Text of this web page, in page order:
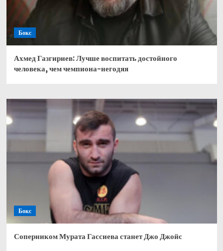
Бокс
Ахмед Газгириев: Лучше воспитать достойного
человека, чем чемпиона-негодяя
Бокс
Соперником Мурата Гассиева станет Джо Джойс